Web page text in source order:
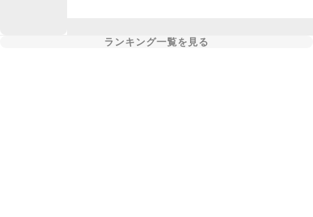
ランキング一覧を見る